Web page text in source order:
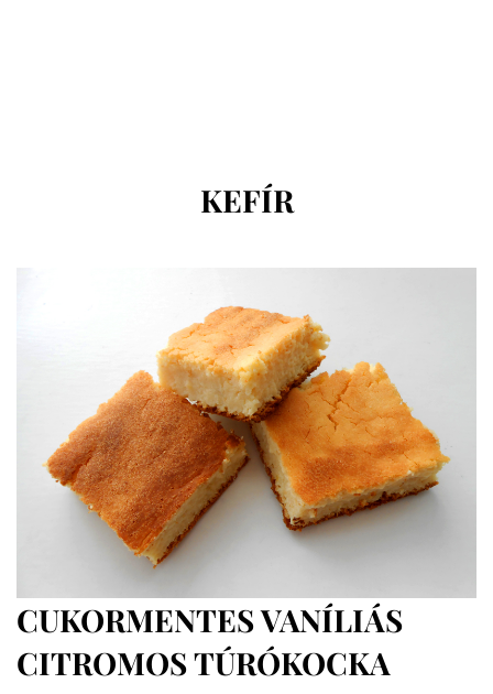
CÍMKE
:
KEFÍR
CUKORMENTES VANÍLIÁS
CITROMOS TÚRÓKOCKA